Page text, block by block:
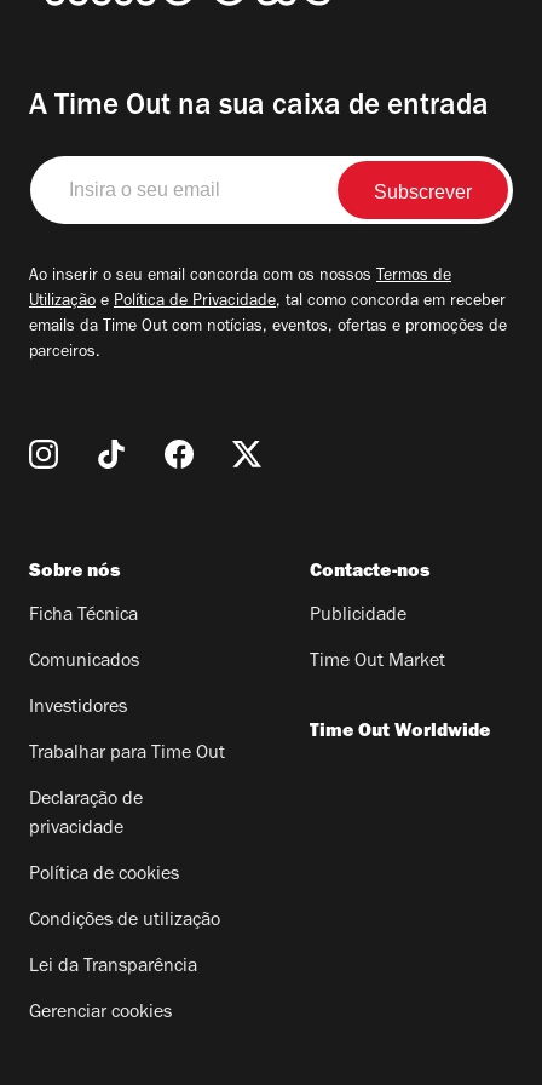
A Time Out na sua caixa de entrada
Insira
o
seu
Ao inserir o seu email concorda com os nossos Termos de
Utilização e Política de Privacidade, tal como concorda em receber
emails da Time Out com notícias, eventos, ofertas e promoções de
parceiros.
Sobre nós
Ficha Técnica
Comunicados
Investidores
Trabalhar para Time Out
Declaração de
privacidade
Política de cookies
Condições de utilização
Lei da Transparência
Gerenciar cookies
Contacte-nos
Publicidade
Time Out Market
Time Out Worldwide